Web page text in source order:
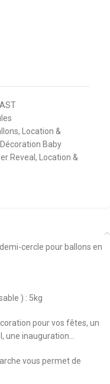
, Location &
Baby
Reveal , Location &
cercle pour ballons en
) : 5kg
pour vos fêtes, un
une inauguration…
vous permet de